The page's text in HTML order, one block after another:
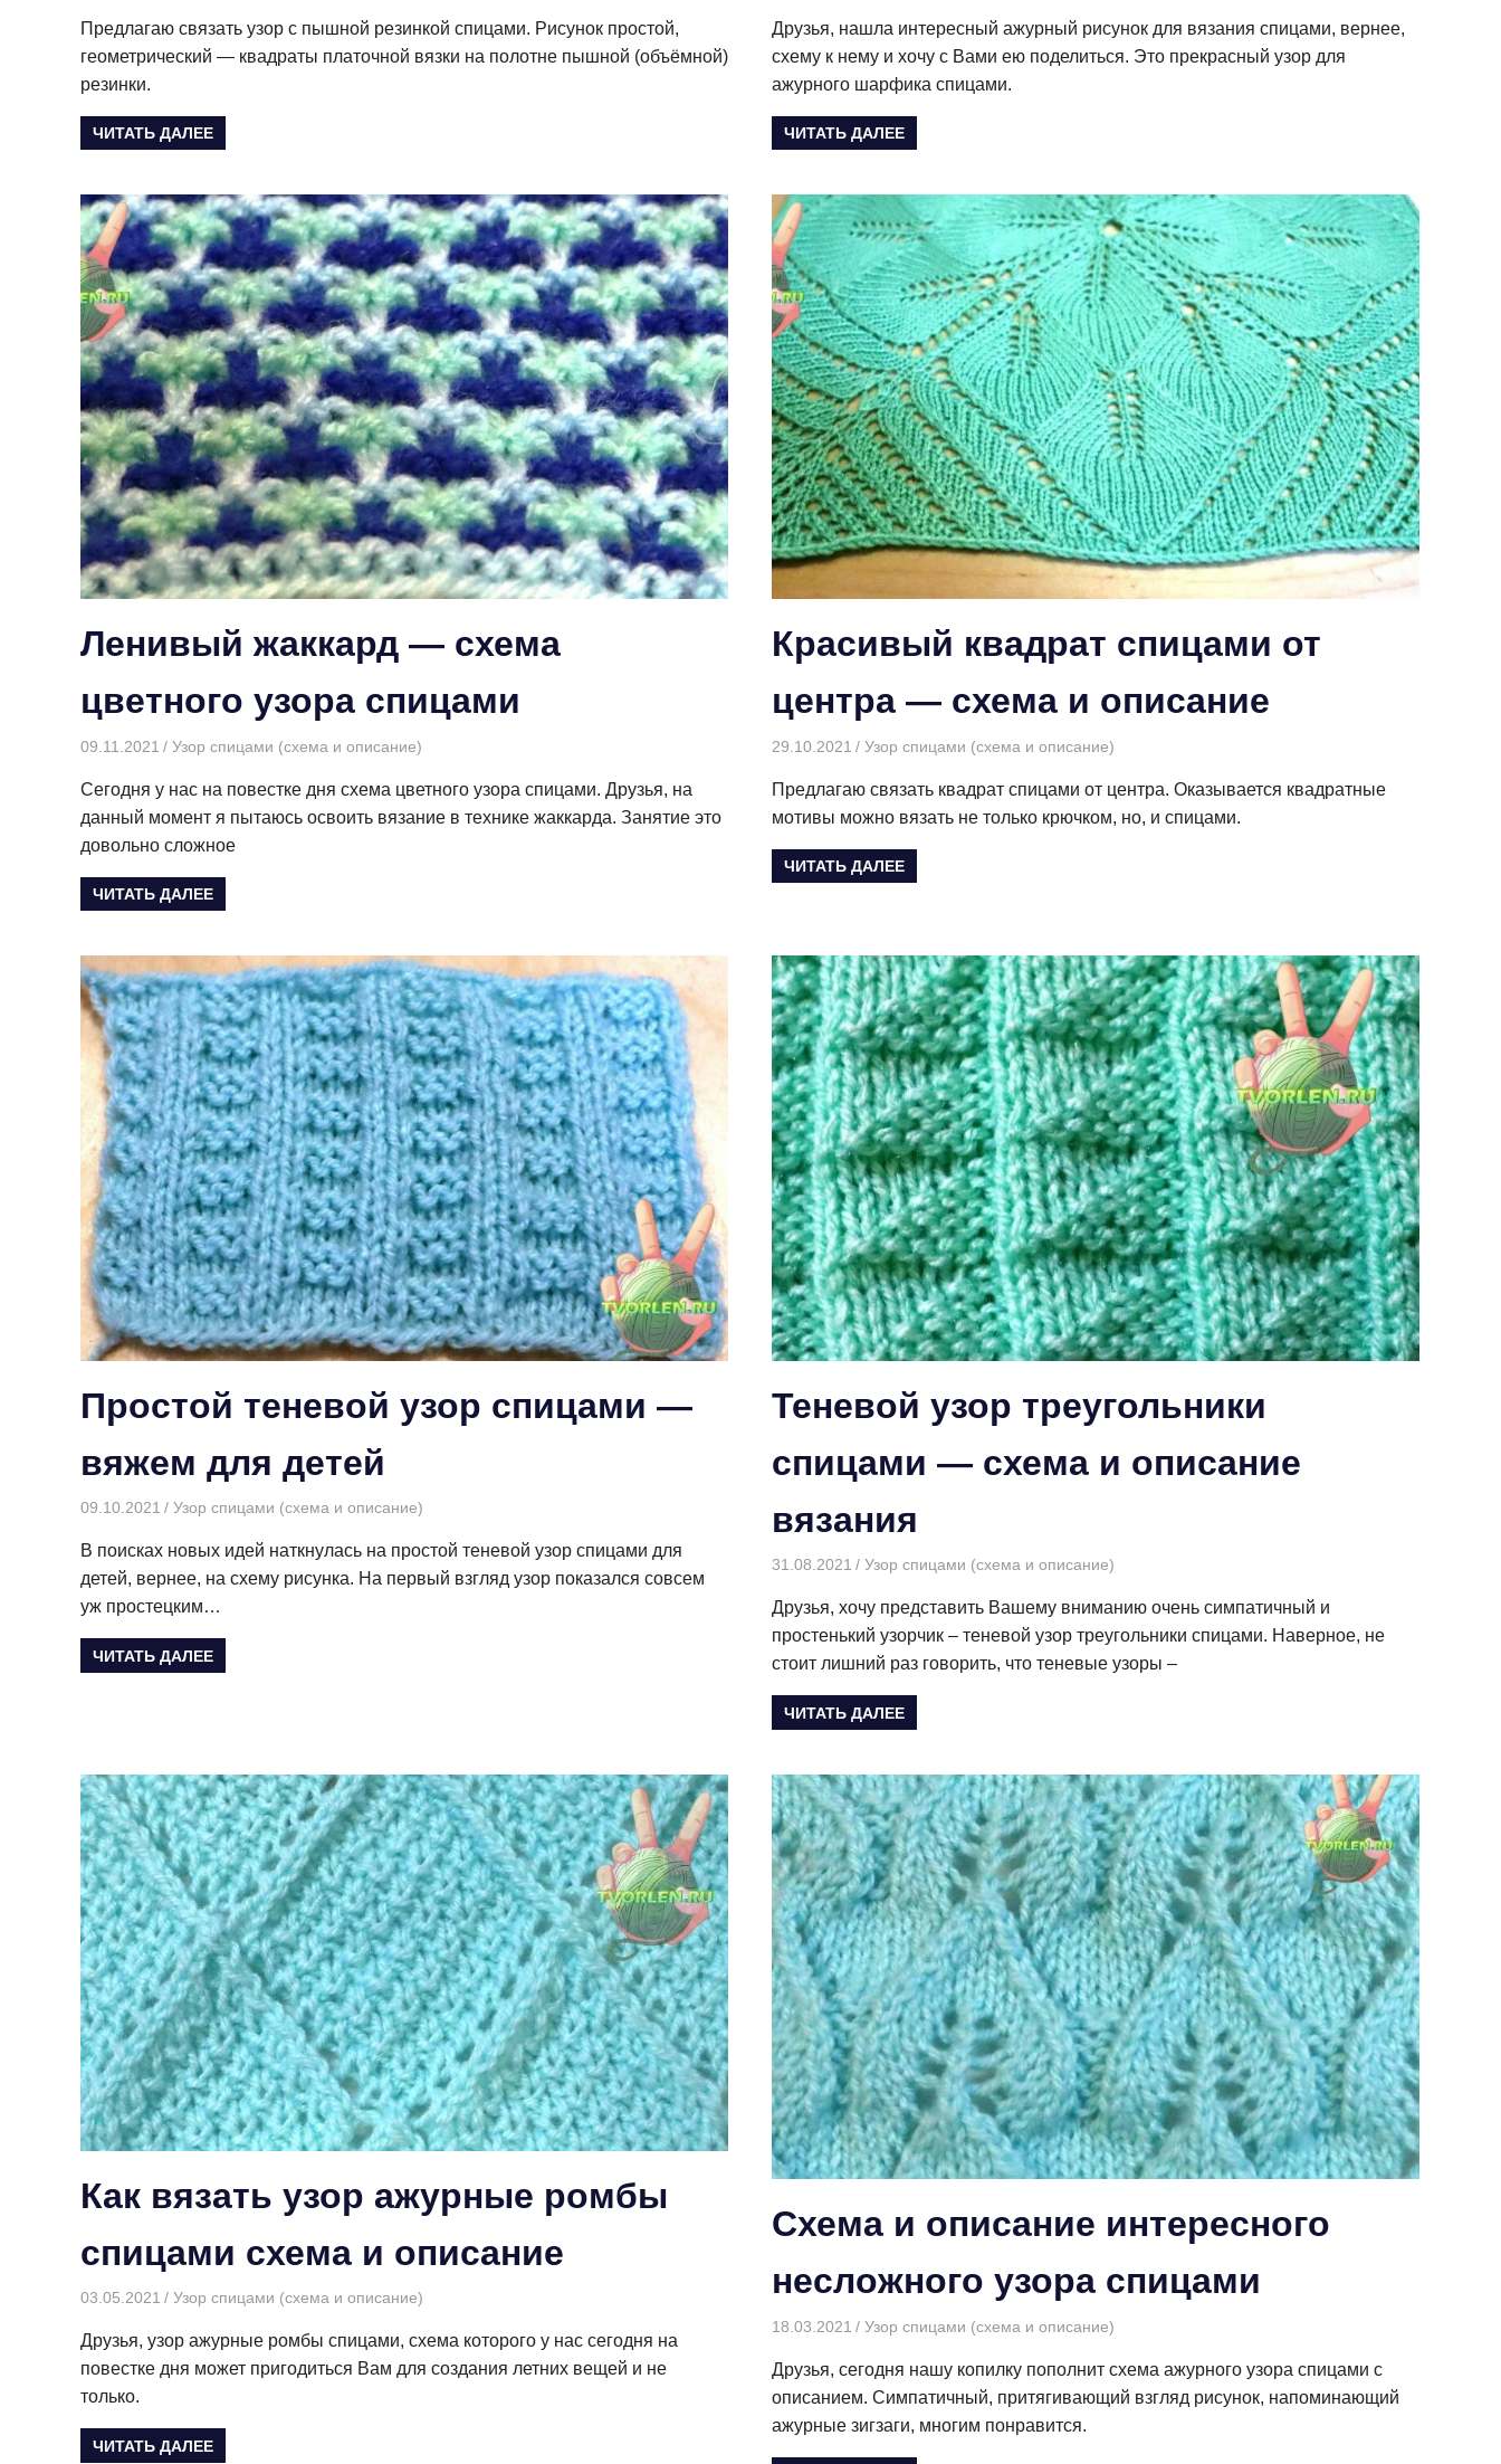
Предлагаю связать узор с пышной резинкой спицами. Рисунок простой,
геометрический — квадраты платочной вязки на полотне пышной (объёмной)
резинки.
ЧИТАТЬ ДАЛЕЕ
Друзья, нашла интересный ажурный рисунок для вязания спицами, вернее,
схему к нему и хочу с Вами ею поделиться. Это прекрасный узор для
ажурного шарфика спицами.
ЧИТАТЬ ДАЛЕЕ
Ленивый жаккард — схема
цветного узора спицами
09.11.2021 Творогова Елена
Узор спицами (схема и описание)
Сегодня у нас на повестке дня схема цветного узора спицами. Друзья, на
данный момент я пытаюсь освоить вязание в технике жаккарда. Занятие это
довольно сложное
ЧИТАТЬ ДАЛЕЕ
Красивый квадрат спицами от
центра — схема и описание
29.10.2021 Творогова Елена
Узор спицами (схема и описание)
Предлагаю связать квадрат спицами от центра. Оказывается квадратные
мотивы можно вязать не только крючком, но, и спицами.
ЧИТАТЬ ДАЛЕЕ
Простой теневой узор спицами —
вяжем для детей
09.10.2021 Творогова Елена
Узор спицами (схема и описание)
В поисках новых идей наткнулась на простой теневой узор спицами для
детей, вернее, на схему рисунка. На первый взгляд узор показался совсем
уж простецким…
ЧИТАТЬ ДАЛЕЕ
Теневой узор треугольники
спицами — схема и описание
вязания
31.08.2021 Творогова Елена
Узор спицами (схема и описание)
Друзья, хочу представить Вашему вниманию очень симпатичный и
простенький узорчик – теневой узор треугольники спицами. Наверное, не
стоит лишний раз говорить, что теневые узоры –
ЧИТАТЬ ДАЛЕЕ
Как вязать узор ажурные ромбы
спицами схема и описание
03.05.2021 Творогова Елена
Узор спицами (схема и описание)
Друзья, узор ажурные ромбы спицами, схема которого у нас сегодня на
повестке дня может пригодиться Вам для создания летних вещей и не
только.
ЧИТАТЬ ДАЛЕЕ
Схема и описание интересного
несложного узора спицами
18.03.2021 Творогова Елена
Узор спицами (схема и описание)
Друзья, сегодня нашу копилку пополнит схема ажурного узора спицами с
описанием. Симпатичный, притягивающий взгляд рисунок, напоминающий
ажурные зигзаги, многим понравится.